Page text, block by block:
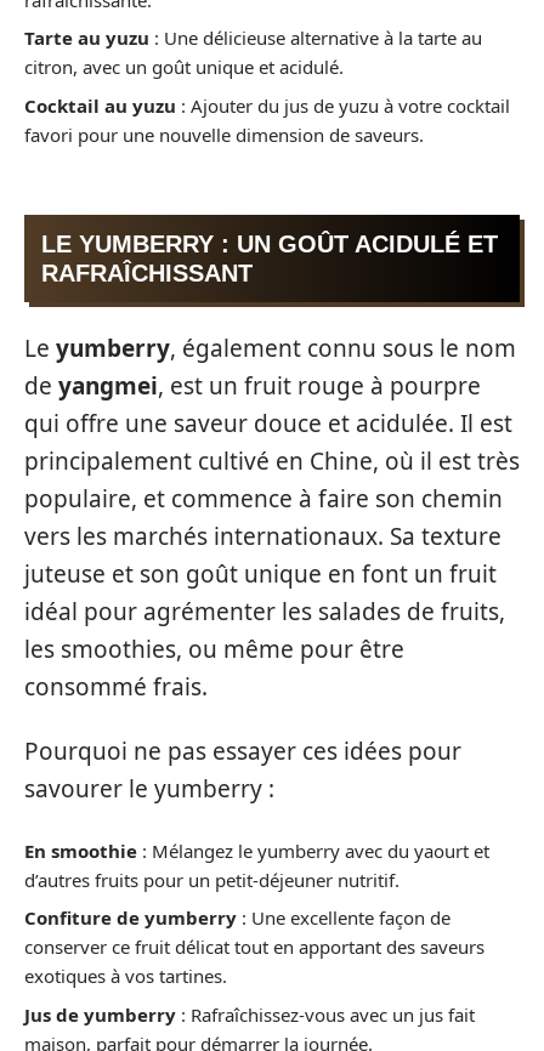
Tarte au yuzu : Une délicieuse alternative à la tarte au
citron, avec un goût unique et acidulé.
Cocktail au yuzu : Ajouter du jus de yuzu à votre cocktail
favori pour une nouvelle dimension de saveurs.
LE YUMBERRY : UN GOÛT ACIDULÉ ET
RAFRAÎCHISSANT
Le yumberry, également connu sous le nom
de yangmei, est un fruit rouge à pourpre
qui offre une saveur douce et acidulée. Il est
principalement cultivé en Chine, où il est très
populaire, et commence à faire son chemin
vers les marchés internationaux. Sa texture
juteuse et son goût unique en font un fruit
idéal pour agrémenter les salades de fruits,
les smoothies, ou même pour être
consommé frais.
Pourquoi ne pas essayer ces idées pour
savourer le yumberry :
En smoothie : Mélangez le yumberry avec du yaourt et
d’autres fruits pour un petit-déjeuner nutritif.
Confiture de yumberry : Une excellente façon de
conserver ce fruit délicat tout en apportant des saveurs
exotiques à vos tartines.
Jus de yumberry : Rafraîchissez-vous avec un jus fait
maison, parfait pour démarrer la journée.